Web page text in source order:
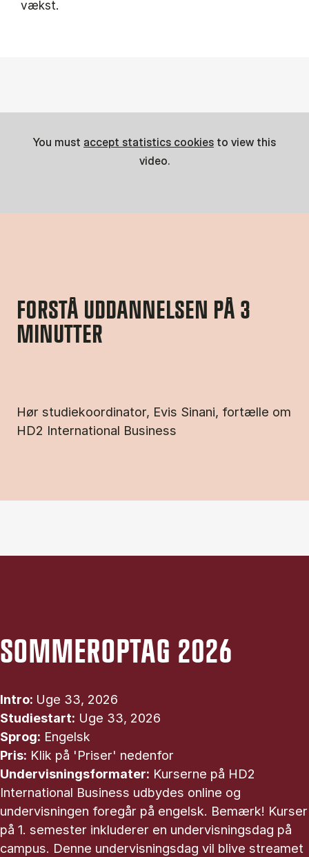
vækst.
FORSTÅ UDDANNELSEN PÅ 3
MINUTTER
Hør studiekoordinator, Evis Sinani, fortælle om
HD2 International Business
You must accept statistics cookies to view this
video.
SOMMEROPTAG 2026
Intro: Uge 33, 2026
Studiestart: Uge 33, 2026
Sprog: Engelsk
Pris: Klik på 'Priser' nedenfor
Undervisningsformater: Kurserne på HD2
International Business udbydes online og
undervisningen foregår på engelsk. Bemærk! Kurser
på 1. semester inkluderer en undervisningsdag på
campus. Denne undervisningsdag vil blive streamet